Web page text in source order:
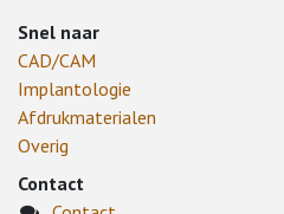
Snel naar
CAD/CAM
Implantologie
Afdrukmaterialen
Overig
Contact